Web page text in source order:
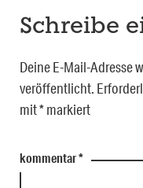
Schreibe
Deine E-Mail-Adresse
veröffentlicht.
mit*markiert
kommentar*